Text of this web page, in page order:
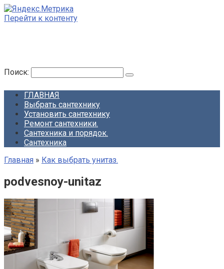
Перейти к контенту
Поиск:
ГЛАВНАЯ
Выбрать сантехнику
Установить сантехнику
Ремонт сантехники.
Сантехника и порядок.
Сантехника
Главная » Как выбрать унитаз.
podvesnoy-unitaz